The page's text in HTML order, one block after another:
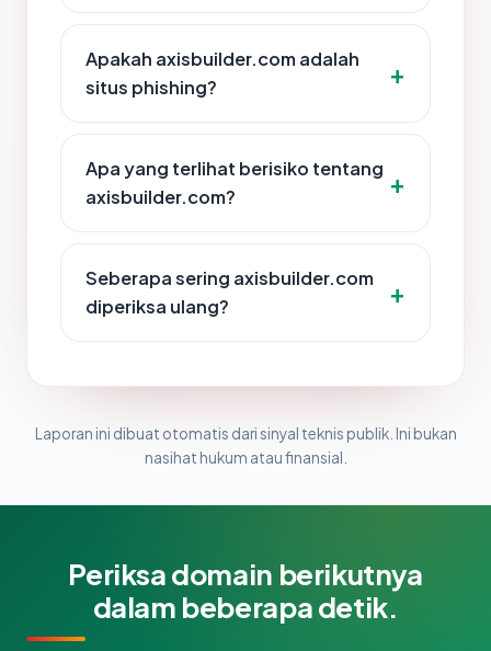
Apakah axisbuilder.com adalah
situs phishing?
Apa yang terlihat berisiko tentang
axisbuilder.com?
Seberapa sering axisbuilder.com
diperiksa ulang?
Laporan ini dibuat otomatis dari sinyal teknis publik. Ini bukan
nasihat hukum atau finansial.
Periksa domain berikutnya
dalam beberapa detik.